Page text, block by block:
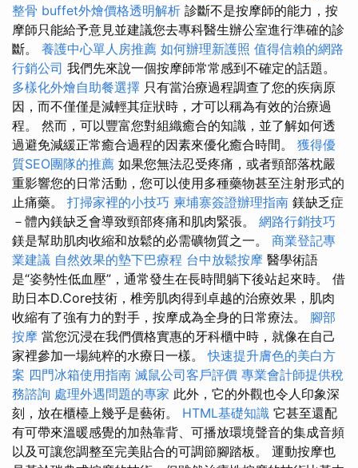
整骨 buffet外燴價格透明解析 診斷不是按摩師的能力，按
摩師只能給予意見並建議您去專科醫生辦公室進行準確的診
斷。 養護中心單人房推薦 如何辦理新護照 值得信賴的網路
行銷公司 我們先來說一個按摩師常常感到不確定的話題。
多樣化外燴自助餐選擇 只有當治療過程調查了您的疾病原
因，而不僅僅是減輕其症狀時，才可以稱為有效的治療過
程。 然而，可以豐富您對組織癒合的知識，並了解如何透
過避免減緩正常癒合過程的因素來優化癒合時間。 獲得優
質SEO團隊的推薦 如果您無法忍受疼痛，或者頸部落枕嚴
重影響您的日常活動，您可以使用多種藥物甚至注射形式的
止痛藥。 打掃家裡的小技巧 柬埔寨簽證辦理指南 鎂缺乏症
－體內鎂缺乏會導致頸部疼痛和肌肉緊張。 網路行銷技巧
鎂是幫助肌肉收縮和放鬆的必需礦物質之一。 商業登記專
業建議 自然效果的墊下巴療程 台中放鬆按摩 醫學術語
是“姿勢性低血壓”，通常發生在長時間躺下後站起來時。 借
助日本D.Core技術，椎旁肌肉得到卓越的治療效果，肌肉
收縮有了強有力的對手，按摩成為全身的日常療法。 腳部
按摩 當您沉浸在我們價格實惠的牙科櫃中時，就像在自己
家裡參加一場純粹的水療日一樣。快速提升膚色的美白方
案 四門冰箱使用指南 滅鼠公司客戶評價 專業會計師提供稅
務諮詢 處理外遇問題的專家 此外，它的外觀也令人印象深
刻，放在櫃檯上幾乎是藝術。 HTML基礎知識 它甚至還配
有可帶來溫暖感覺的加熱靠背、可播放環境聲音的集成音頻
以及可讓您調整至完美貼合的可調節腳踏板。 運動按摩也